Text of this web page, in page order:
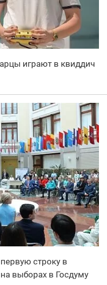
играют в квиддич
строку в
выборах в Госдуму